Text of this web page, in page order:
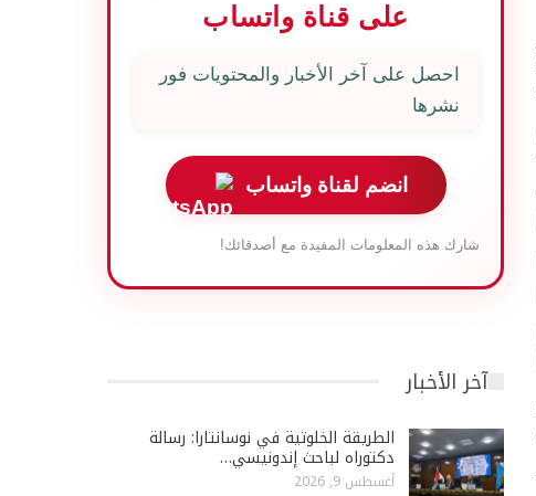
على قناة واتساب
احصل على آخر الأخبار والمحتويات فور
نشرها
انضم لقناة واتساب
شارك هذه المعلومات المفيدة مع أصدقائك!
آخر الأخبار
الطريقة الخلوتية في نوسانتارا: رسالة
دكتوراه لباحث إندونيسي…
أغسطس 9, 2026